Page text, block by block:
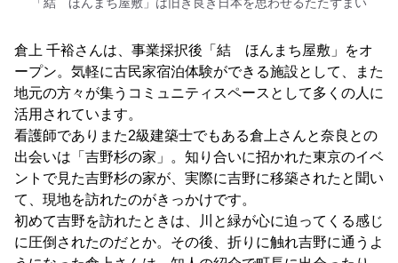
倉上 千裕さんは、事業採択後「結 ほんまち屋敷」をオ
ープン。気軽に古民家宿泊体験ができる施設として、また
地元の方々が集うコミュニティスペースとして多くの人に
活用されています。
看護師でありまた2級建築士でもある倉上さんと奈良との
出会いは「吉野杉の家」。知り合いに招かれた東京のイベ
ントで見た吉野杉の家が、実際に吉野に移築されたと聞い
て、現地を訪れたのがきっかけです。
初めて吉野を訪れたときは、川と緑が心に迫ってくる感じ
に圧倒されたのだとか。その後、折りに触れ吉野に通うよ